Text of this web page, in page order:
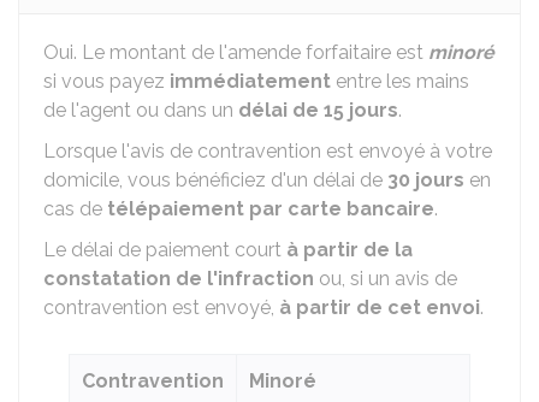
Oui. Le montant de l'amende forfaitaire est minoré
si vous payez immédiatement entre les mains
de l'agent ou dans un délai de 15 jours.
Lorsque l'avis de contravention est envoyé à votre
domicile, vous bénéficiez d'un délai de 30 jours en
cas de télépaiement par carte bancaire.
Le délai de paiement court à partir de la
constatation de l'infraction ou, si un avis de
contravention est envoyé, à partir de cet envoi.
Contravention Minoré